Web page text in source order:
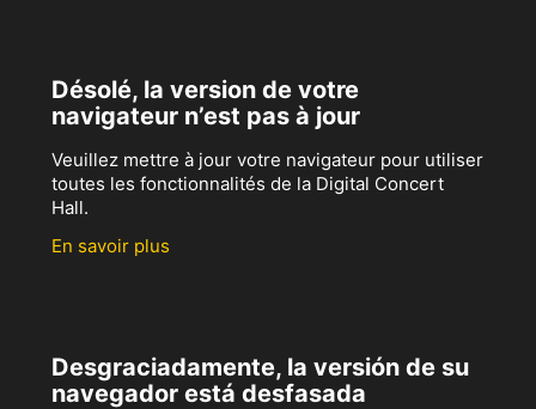
Désolé, la version de votre
navigateur n’est pas à jour
Veuillez mettre à jour votre navigateur pour utiliser
toutes les fonctionnalités de la Digital Concert
Hall.
En savoir plus
Desgraciadamente, la versión de su
navegador está desfasada